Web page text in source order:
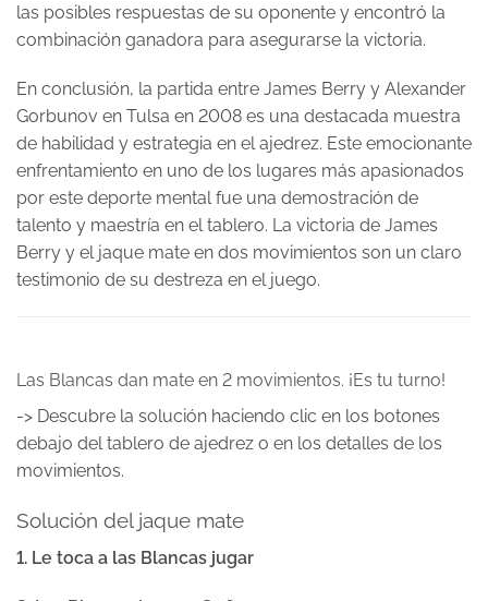
las posibles respuestas de su oponente y encontró la
combinación ganadora para asegurarse la victoria.
En conclusión, la partida entre James Berry y Alexander
Gorbunov en Tulsa en 2008 es una destacada muestra
de habilidad y estrategia en el ajedrez. Este emocionante
enfrentamiento en uno de los lugares más apasionados
por este deporte mental fue una demostración de
talento y maestría en el tablero. La victoria de James
Berry y el jaque mate en dos movimientos son un claro
testimonio de su destreza en el juego.
Las Blancas dan mate en 2 movimientos. ¡Es tu turno!
-> Descubre la solución haciendo clic en los botones
debajo del tablero de ajedrez o en los detalles de los
movimientos.
Solución del jaque mate
1. Le toca a las Blancas jugar